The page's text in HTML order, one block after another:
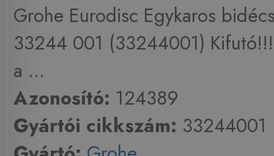
Grohe Eurodisc Egykaros
33244 001 (33244001)
a ...
Azonosító: 124389
Gyártói cikkszám: 33244001